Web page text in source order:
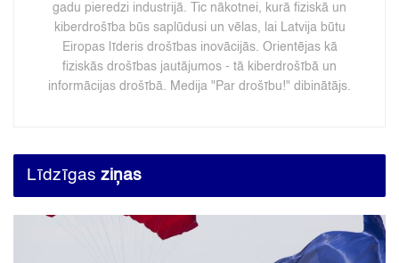
gadu pieredzi industrijā. Tic nākotnei, kurā fiziskā un
kiberdrošība būs saplūdusi un vēlas, lai Latvija būtu
Eiropas līderis drošības inovācijās. Orientējas kā
fiziskās drošības jautājumos - tā kiberdrošībā un
informācijas drošībā. Medija "Par drošību!" dibinātājs.
Līdzīgas ziņas